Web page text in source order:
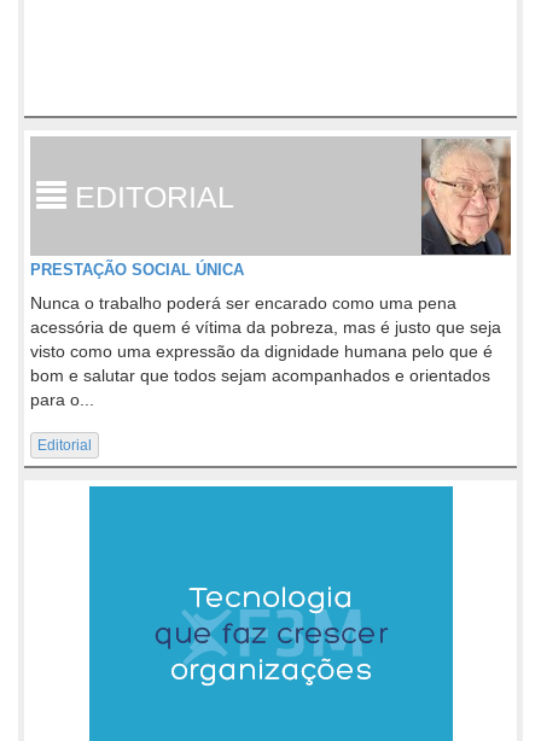
EDITORIAL
PRESTAÇÃO SOCIAL ÚNICA
Nunca o trabalho poderá ser encarado como uma pena
acessória de quem é vítima da pobreza, mas é justo que seja
visto como uma expressão da dignidade humana pelo que é
bom e salutar que todos sejam acompanhados e orientados
para o...
Editorial